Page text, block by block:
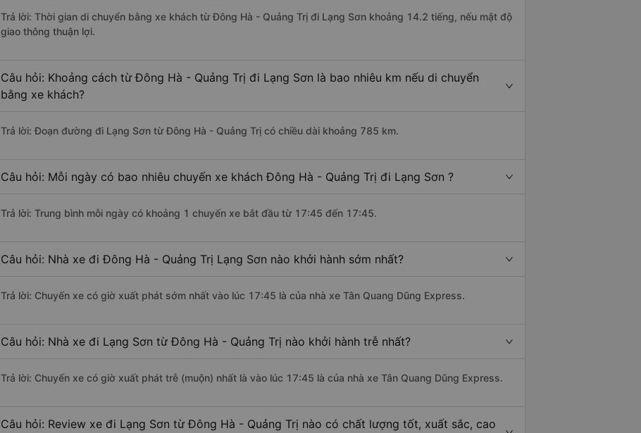
Trả lời: Thời gian di chuyển bằng xe khách từ Đông Hà - Quảng Trị đi Lạng Sơn khoảng 14.2 tiếng, nếu mật độ
giao thông thuận lợi.
Câu hỏi: Khoảng cách từ Đông Hà - Quảng Trị đi Lạng Sơn là bao nhiêu km nếu di chuyển
bằng xe khách?
Trả lời: Đoạn đường đi Lạng Sơn từ Đông Hà - Quảng Trị có chiều dài khoảng 785 km.
Câu hỏi: Mỗi ngày có bao nhiêu chuyến xe khách Đông Hà - Quảng Trị đi Lạng Sơn ?
Trả lời: Trung bình mỗi ngày có khoảng 1 chuyến xe bắt đầu từ 17:45 đến 17:45.
Câu hỏi: Nhà xe đi Đông Hà - Quảng Trị Lạng Sơn nào khởi hành sớm nhất?
Trả lời: Chuyến xe có giờ xuất phát sớm nhất vào lúc 17:45 là của nhà xe Tân Quang Dũng Express.
Câu hỏi: Nhà xe đi Lạng Sơn từ Đông Hà - Quảng Trị nào khởi hành trễ nhất?
Trả lời: Chuyến xe có giờ xuất phát trễ (muộn) nhất là vào lúc 17:45 là của nhà xe Tân Quang Dũng Express.
Câu hỏi: Review xe đi Lạng Sơn từ Đông Hà - Quảng Trị nào có chất lượng tốt, xuất sắc, cao